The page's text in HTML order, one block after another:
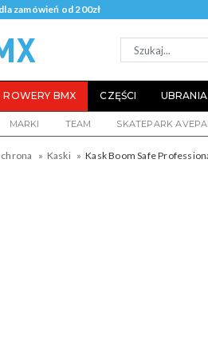
zamówień od 200zł
ROWERY BMX CZĘŚCI UBRANIA
MARKI TEAM SKATEPARK
Kaski Kask Boom Safe